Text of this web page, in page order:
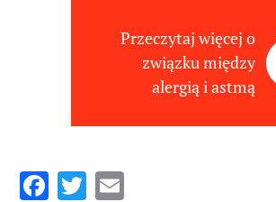
Przeczytaj więcej o
związku między
alergią i astmą
Facebook
Twitter